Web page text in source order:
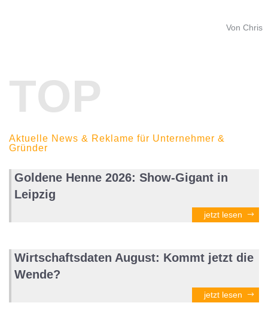
Von Chris
TOP
Aktuelle News & Reklame für Unternehmer &
Gründer
Goldene Henne 2026: Show-Gigant in
Leipzig
jetzt lesen
Wirtschaftsdaten August: Kommt jetzt die
Wende?
jetzt lesen